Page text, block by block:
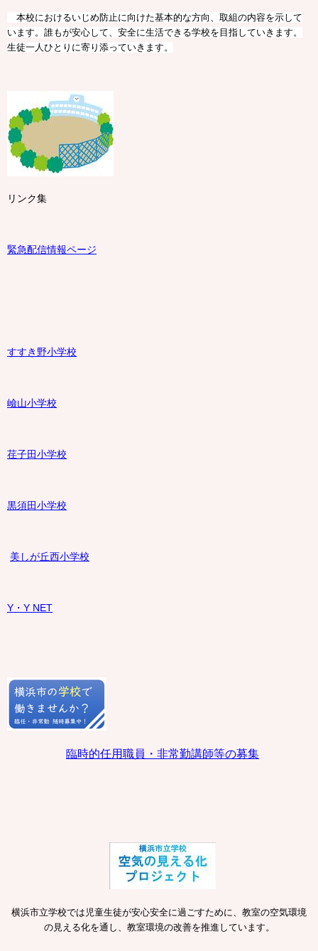
本校におけるいじめ防止に向けた基本的な方向、取組の内容を示して
います。誰もが安心して、安全に生活できる学校を目指していきます。
生徒一人ひとりに寄り添っていきます。
リンク集
緊急配信情報ページ
すすき野小学校
嶮山小学校
荏子田小学校
黒須田小学校
美しが丘西小学校
Y・Y NET
臨時的任用職員・非常勤講師等の募集
横浜市立学校では児童生徒が安心安全に過ごすために、教室の空気環境
の見える化を通し、教室環境の改善を推進しています。